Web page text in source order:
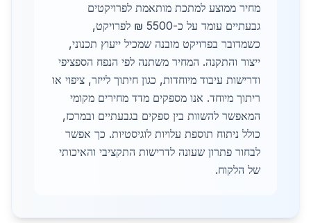
מחיר ממוצע למתכת מותאמת לפרויקטים
גבעתיים עומד על כ-5500 ₪ לפרויקט,
כשמדובר בפרויקט מובנה שמכיל ייעוץ תכנוני,
ייצור והתקנה. המחיר משתנה לפי הנפח הספציפי
ודרישות עיבוד מיוחדות, כגון חיתוך לייזר, ציפוי או
ריתוך מיוחד. אנו מספקים מדד מחירים מקומי
המאפשר להשוות בין ספקים בגבעתיים ובמרכז,
כולל ניתוח תוספת עלויות לוגיסטיות. כך אפשר
לבחור פתרון שעונה לדרישות התקציבי והאיכותי
של הלקוח.